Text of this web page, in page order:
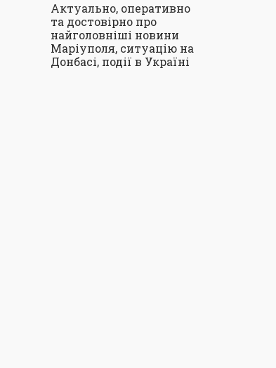
Актуально, оперативно
та достовірно про
найголовніші новини
Маріуполя, ситуацію на
Донбасі, події в Україні